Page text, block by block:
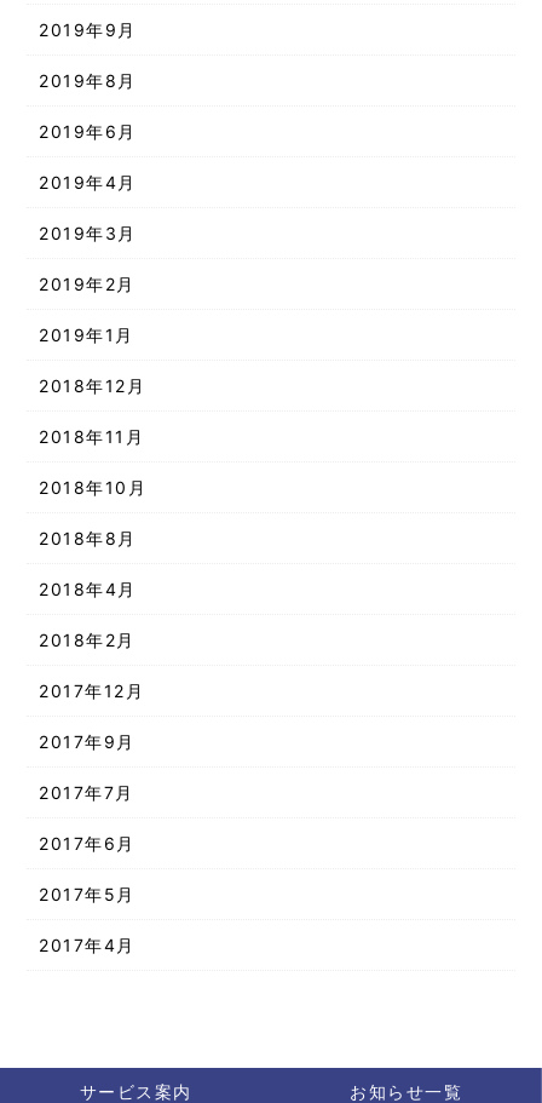
2019年9月
2019年8月
2019年6月
2019年4月
2019年3月
2019年2月
2019年1月
2018年12月
2018年11月
2018年10月
2018年8月
2018年4月
2018年2月
2017年12月
2017年9月
2017年7月
2017年6月
2017年5月
2017年4月
サービス案内 お知らせ一覧